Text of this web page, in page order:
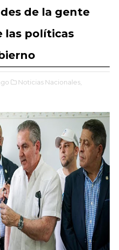
de la gente
las políticas
Noticias Nacionales,